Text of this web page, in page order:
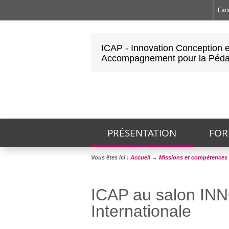
ICAP - Innovation Conception
Accompagnement pour la
PRÉSENTATION
Vous êtes ici : Accueil→ Missions et compétences
ICAP au salon
Internationale